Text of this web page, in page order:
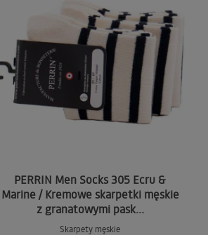
PERRIN Men Socks 305 Ecru &
Marine / Kremowe skarpetki męskie
z granatowymi pask...
Skarpety męskie